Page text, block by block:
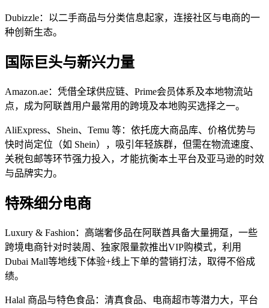
Dubizzle：以二手商品与分类信息起家，连接社区与电商的一
种创新生态。
国际巨头与新兴力量
Amazon.ae：凭借全球供应链、Prime会员体系及本地物流站
点，成为阿联酋用户最常用的跨境及本地购买选择之一。
AliExpress、Shein、Temu 等：依托庞大商品库、价格优势与
快时尚定位（如 Shein），吸引年轻族群，但需在物流速度、
关税包邮等环节强力投入，才能抗衡本土平台及亚马逊的时效
与品牌实力。
特殊细分电商
Luxury & Fashion：高端奢侈品在阿联酋具备大量拥趸，一些
跨境电商针对时装周、独家限量款推出VIP购模式，利用
Dubai Mall等地线下体验+线上下单的营销打法，取得不俗成
绩。
Halal 商品与特色食品：清真食品、电商超市等潜力大，平台